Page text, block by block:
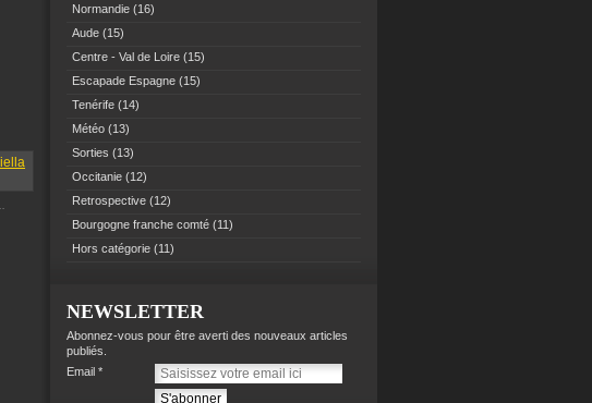
Normandie (16)
Aude (15)
Centre - Val de Loire (15)
Escapade Espagne (15)
Tenérife (14)
Météo (13)
Sorties (13)
Occitanie (12)
Retrospective (12)
Bourgogne franche comté (11)
Hors catégorie (11)
NEWSLETTER
Abonnez-vous pour être averti des nouveaux articles
publiés.
Email